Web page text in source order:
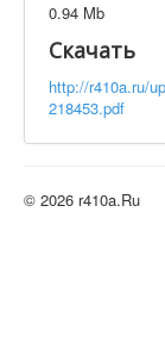
Элементов на
0.94 Mb
Скачать
http://r410a.ru/
218453.pdf
© 2026 r410a.Ru